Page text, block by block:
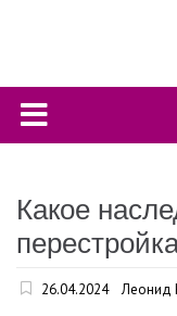
Какое
26.04.2024 Леонид